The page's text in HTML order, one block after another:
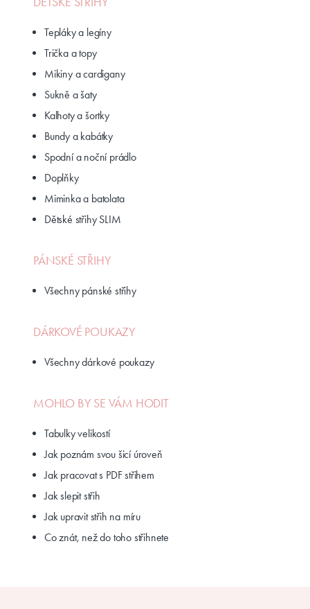
Tepláky a legíny
Trička a topy
Mikiny a cardigany
Sukně a šaty
Kalhoty a šortky
Bundy a kabátky
Spodní a noční prádlo
Doplňky
Miminka a batolata
Dětské střihy SLIM
PÁNSKÉ STŘIHY
Všechny pánské střihy
DÁRKOVÉ POUKAZY
Všechny dárkové poukazy
MOHLO BY SE VÁM HODIT
Tabulky velikostí
Jak poznám svou šicí úroveň
Jak pracovat s PDF střihem
Jak slepit střih
Jak upravit střih na míru
Co znát, než do toho střihnete